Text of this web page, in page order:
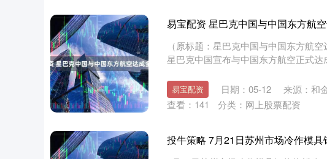
易宝配资 星巴克中国与中国东方航
（原标题：星巴克中国与中国东方航
星巴克中国宣布与中国东方航空正式
易宝配资 日期：05-12
来源：和
查看： 141 分类： 网上股票配资
投牛策略 7月21日苏州市场冷作模